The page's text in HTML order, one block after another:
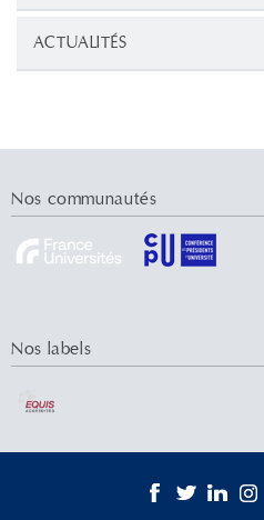
ACTUALITÉS
Nos communautés
Nos labels